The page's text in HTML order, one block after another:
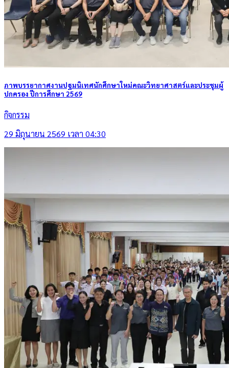
ภาพบรรยากาศงานปฐมนิเทศนักศึกษาใหม่คณะวิทยาศาสตร์และประชุมผู้
ปกครอง ปีการศึกษา 2569
กิจกรรม
29 มิถุนายน 2569 เวลา 04:30